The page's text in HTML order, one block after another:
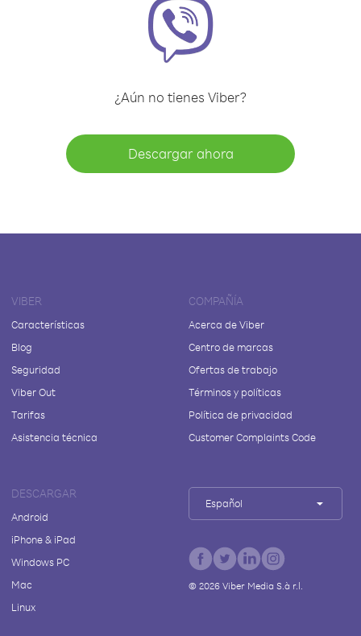
¿Aún no tienes Viber?
Descargar ahora
VIBER
Características
Blog
Seguridad
Viber Out
Tarifas
Asistencia técnica
COMPAÑÍA
Acerca de Viber
Centro de marcas
Ofertas de trabajo
Términos y políticas
Política de privacidad
Customer Complaints Code
DESCARGAR
Android
iPhone & iPad
Windows PC
Mac
Linux
Español
© 2026Viber Media S.à r.l.